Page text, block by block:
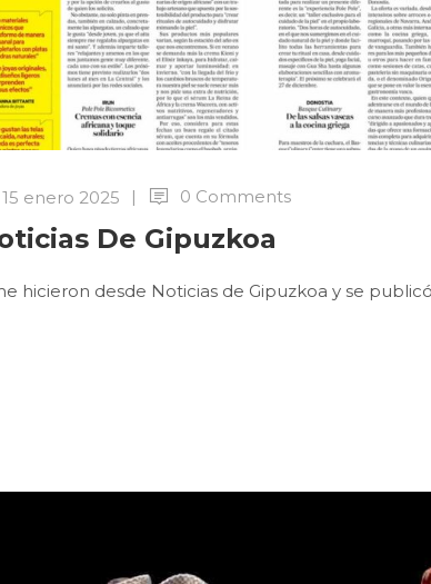
15 enero 2025 | 0 Comments
De Gipuzkoa
hicieron desde Noticias de Gipuzkoa y se